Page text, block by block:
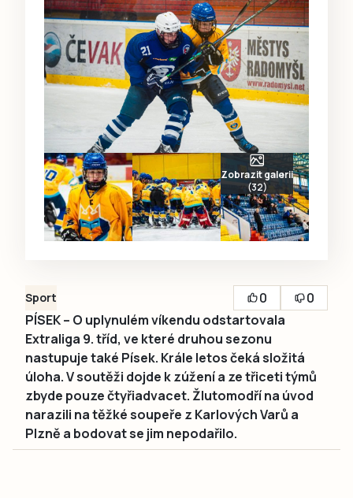
Zobrazit galerii
(32)
Sport 0
0
PÍSEK – O uplynulém víkendu odstartovala
Extraliga 9. tříd, ve které druhou sezonu
nastupuje také Písek. Krále letos čeká složitá
úloha. V soutěži dojde k zúžení a ze třiceti týmů
zbyde pouze čtyřiadvacet. Žlutomodří na úvod
narazili na těžké soupeře z Karlových Varů a
Plzně a bodovat se jim nepodařilo.